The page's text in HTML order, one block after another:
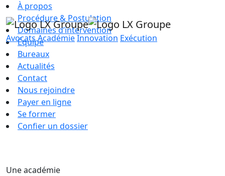
AvocatsAcadémieInnovation Exécution
À propos
Procédure & Postulation
Domaines d’intervention
Équipe
Bureaux
Actualités
Contact
Nous rejoindre
Payer en ligne
Se former
Confier un dossier
Une académie